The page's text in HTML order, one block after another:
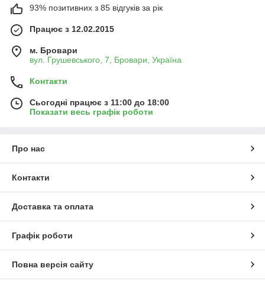
93% позитивних з 85 відгуків за рік
Працює з 12.02.2015
м. Бровари
вул. Грушевського, 7, Бровари, Україна
Контакти
Сьогодні працює з 11:00 до 18:00
Показати весь графік роботи
Про нас
Контакти
Доставка та оплата
Графік роботи
Повна версія сайту